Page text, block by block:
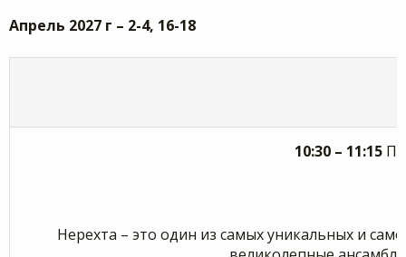
Апрель 2027 г – 2-4, 16-18
10:30 – 11:15
Нерехта – это один из самых уникальных и